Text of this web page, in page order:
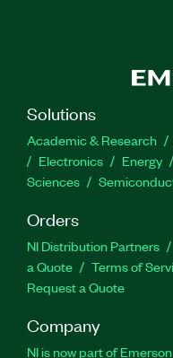
Solutions
Academic & Research
Electronics
Energy
Sciences
Orders
NI Distribution Partners
a Quote
Terms of
Request a Quote
Company
NI is now part of Emerson